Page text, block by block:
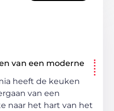
van een moderne
heeft de keuken
van een
naar het hart van het